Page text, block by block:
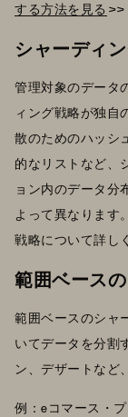
する方法を見る >>
シャーディ
管理対象のデータ
ィング戦略が独自
散のためのハッシ
的なリストなど、
ョン内のデータ分
よって異なります
戦略について詳し
範囲ベース
範囲ベースのシャ
いてデータを分割
ン、デザートなど
例：eコマース・